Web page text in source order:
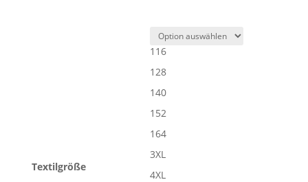
Textilgröße
116
128
140
152
164
3XL
4XL